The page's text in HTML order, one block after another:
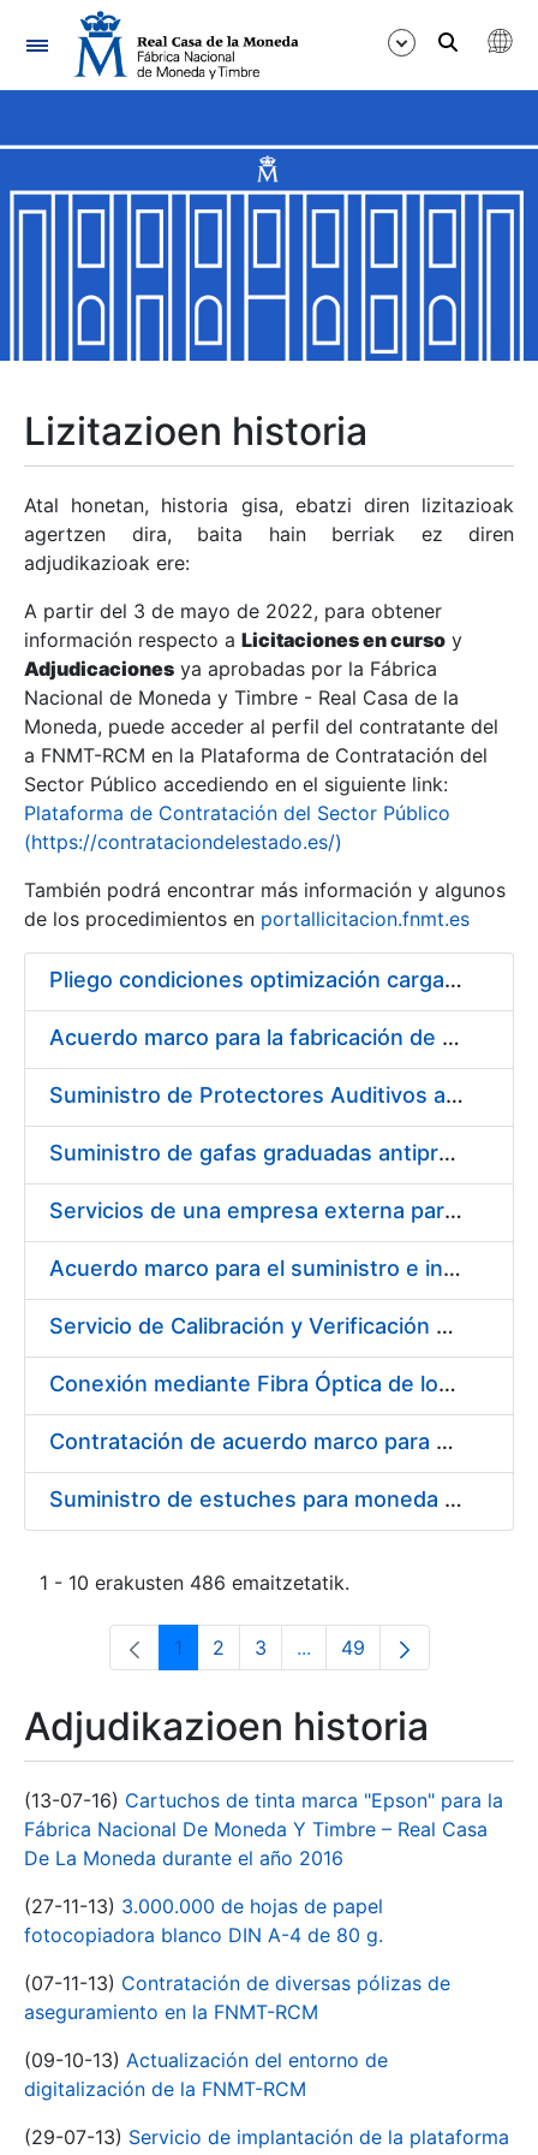
Nabigazioa
Erakutsi/Ezkutatu
Erakutsi/Ezkutatu
Erakutsi/Ezkutatu
Erakutsi/Ezkutatu
Erakutsi/Ezkutatu
Erakutsi/Ezkutatu
Erakutsi/Ezkutatu
Erakutsi/Ezkutatu
Lizitazioen historia
Atal honetan, historia gisa, ebatzi diren lizitazioak
agertzen dira, baita hain berriak ez diren
adjudikazioak ere:
A partir del 3 de mayo de 2022, para obtener
información respecto a Licitaciones en curso y
Adjudicaciones ya aprobadas por la Fábrica
Nacional de Moneda y Timbre - Real Casa de la
Moneda, puede acceder al perfil del contratante del
a FNMT-RCM en la Plataforma de Contratación del
Sector Público accediendo en el siguiente link:
Plataforma de Contratación del Sector Público
(https://contrataciondelestado.es/)
También podrá encontrar más información y algunos
de los procedimientos en portallicitacion.fnmt.es
Pliego condiciones optimización cargas compras firmado
Acuerdo marco para la fabricación de piezas
Suministro de Protectores Auditivos a medida para las personas trabajadoras de los Centros de Trabajo de Madrid y Burgos
Suministro de gafas graduadas antiproyecciones para los trabajadores de la FNMT-RCM en los centros de trabajo de Madrid y Burgos
Servicios de una empresa externa para el asesoramiento y resolución de los recursos de alzada que se presentan relacionados con procesos de selección para la FNMT-RCM
Acuerdo marco para el suministro e instalación de persianas, estores y otros complementos
Servicio de Calibración y Verificación Externa de los Equipos de Medición del Servicio de Prevención de la FNMT-RCM
Conexión mediante Fibra Óptica de los Centros de Proceso de Datos (CPDs) de las sedes de la FNMT-RCM de Burgos y Madrid
Contratación de acuerdo marco para el Suministro de Material de Electricidad para la Fábrica Nacional de Moneda y Timbre-Real Casa de la Moneda en su centro de trabajo de Burgos
Suministro de estuches para moneda de 30 €
1 - 10 erakusten 486 emaitzetatik.
Orrialdea
1 Orrialdea
2 Orrialdea
3 ...Intermediate Pages Use
Orrialdea
49
Adjudikazioen historia
(13-07-16) Cartuchos de tinta marca "Epson" para la
Fábrica Nacional De Moneda Y Timbre – Real Casa
De La Moneda durante el año 2016
(27-11-13) 3.000.000 de hojas de papel
fotocopiadora blanco DIN A-4 de 80 g.
(07-11-13) Contratación de diversas pólizas de
aseguramiento en la FNMT-RCM
(09-10-13) Actualización del entorno de
digitalización de la FNMT-RCM
(29-07-13) Servicio de implantación de la plataforma